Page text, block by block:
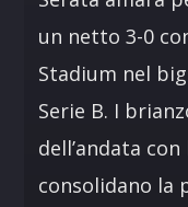
un netto 3-0
Stadium nel
Serie B. I
dell’andata
consolidano la